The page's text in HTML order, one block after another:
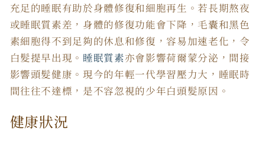
充足的睡眠有助於身體修復和細胞再生。若長期熬夜
或睡眠質素差，身體的修復功能會下降，毛囊和黑色
素細胞得不到足夠的休息和修復，容易加速老化，令
白髮提早出現。 睡眠質素亦會影響荷爾蒙分泌，間接
影響頭髮健康。現今的年輕一代學習壓力大，睡眠時
間往往不達標，是不容忽視的少年白頭髮原因。
健康狀況